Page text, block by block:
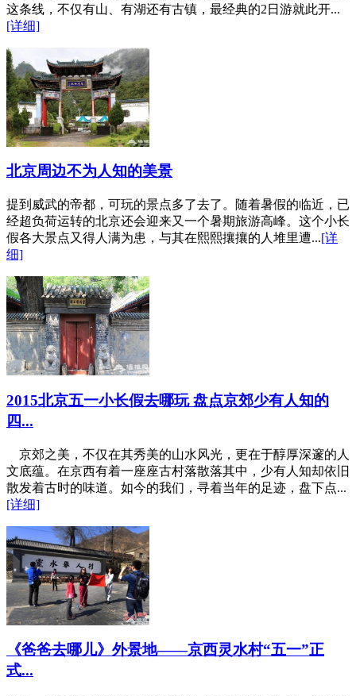
这条线，不仅有山、有湖还有古镇，最经典的2日游就此开...
[详细]
北京周边不为人知的美景
提到威武的帝都，可玩的景点多了去了。随着暑假的临近，已
经超负荷运转的北京还会迎来又一个暑期旅游高峰。这个小长
假各大景点又得人满为患，与其在熙熙攘攘的人堆里遭...[详
细]
2015北京五一小长假去哪玩 盘点京郊少有人知的
四...
京郊之美，不仅在其秀美的山水风光，更在于醇厚深邃的人
文底蕴。在京西有着一座座古村落散落其中，少有人知却依旧
散发着古时的味道。如今的我们，寻着当年的足迹，盘下点...
[详细]
《爸爸去哪儿》外景地——京西灵水村“五一”正
式...